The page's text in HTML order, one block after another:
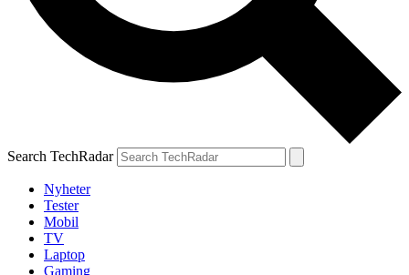
Search TechRadar
Nyheter
Tester
Mobil
TV
Laptop
Gaming